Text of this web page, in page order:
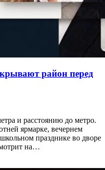
район перед
и расстоянию до метро.
ярмарке, вечернем
празднике во дворе
на…